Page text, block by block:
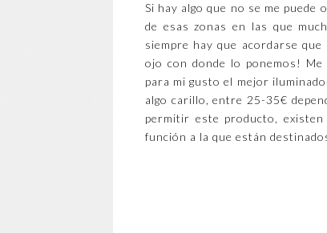
Si hay algo que no se me
de esas zonas en las que
siempre hay que acordarse
ojo con donde lo ponemos! Me
para mi gusto el mejor
algo carillo, entre 25-35€
permitir este producto,
función a la que están